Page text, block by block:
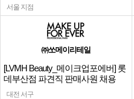
서울 지점
㈜쏘메이리테일
[LVMH Beauty_메이크업포에버] 롯
데부산점 파견직 판매사원 채용
대전 서구